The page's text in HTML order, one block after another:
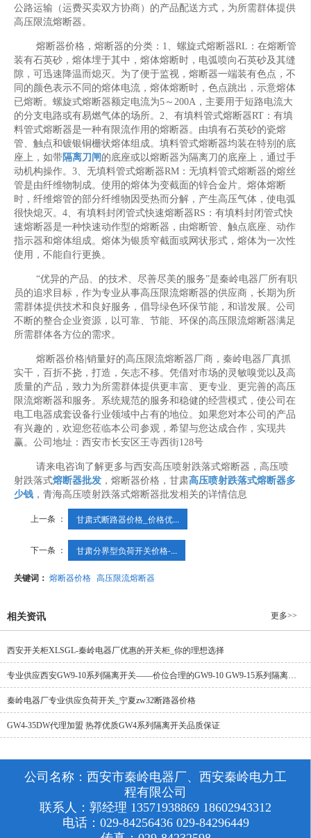
公路运输（运费买卖双方协商）的产品配送方式，为所需群体提供
高压限流熔断器。
熔断器价格，熔断器的分类：1、螺旋式熔断器RL：在熔断管
装有石英砂，熔体埋于其中，熔体熔断时，电弧喷向石英砂及其缝
隙，可迅速降温而熄灭。为了便于监视，熔断器一端装有色点，不
同的颜色表示不同的熔体电流，熔体熔断时，色点跳出，示意熔体
已熔断。螺旋式熔断器额定电流为5～200A，主要用于短路电流大
的分支电路或有易燃气体的场所。2、有填料管式熔断器RT：有填
料管式熔断器是一种有限流作用的熔断器。由填有石英砂的瓷熔
管、触点和镀银铜栅状熔体组成。填料管式熔断器均装在特别的底
座上，如带 隔离刀闸 的底座或以熔断器为隔离刀的底座上，通过手
动机构操作。3、无填料管式熔断器RM：无填料管式熔断器的熔丝
管是由纤维物制成。使用的熔体为变截面的锌合金片。熔体熔断
时，纤维熔管的部分纤维物因受热而分解，产生高压气体，使电弧
很快熄灭。4、有填料封闭管式快速熔断器RS：有填料封闭管式快
速熔断器是一种快速动作型的熔断器，由熔断管、触点底座、动作
指示器和熔体组成。熔体为银质窄截面或网状形式，熔体为一次性
使用，不能自行更换。
“优异的产品、的技术、尽善尽美的服务”是秦岭电器厂所有职
员的追求目标，作为专业从事高压限流熔断器的供应商，长期为所
需群体提供技术和良好服务，倡导绿色环保节能，和谐发展。公司
不断的整合企业资源，以可靠、节能、环保的高压限流熔断器满足
所需群体各方位的需求。
熔断器价格|销量好的高压限流熔断器厂商，秦岭电器厂真抓
实干，百折不挠，打造，矢志不移。凭借对市场的灵敏嗅觉以及高
质量的产品，致力为所需群体提供更丰富、更专业、更完善的高压
限流熔断器和服务。系统规范的服务和稳健的经营模式，使公司在
电工电器成套设备行业领域中占有的地位。如果您对本公司的产品
有兴趣的，欢迎您莅临本公司参观，希望与您达成合作，实现共
赢。公司地址：西安市长安区王寺西街128号
请来电咨询了解更多与西安高压喷射跌落式熔断器，高压喷
射跌落式熔断器批发，熔断器价格，甘肃高压喷射跌落式熔断器多
少钱，青海高压喷射跌落式熔断器批发相关的详情信息
上一条 ： 甘肃式断路器价格_价格优...
下一条 ： 甘肃分界型负荷开关价格-...
关键词： 熔断器价格 高压限流熔断器
相关资讯 更多>>
西安开关柜XLSGL-秦岭电器厂优惠的开关柜_你的理想选择
专业供应西安GW9-10系列隔离开关——价位合理的GW9-10 GW9-15系列隔离开关
秦岭电器厂专业供应负荷开关_宁夏zw32断路器价格
GW4-35DW代理加盟 热荐优质GW4系列隔离开关品质保证
公司名称：西安市秦岭电器厂、西安秦岭电力工
程有限公司
联系人：郭经理 13571938869 18602943312
电话：029-84256436 029-84296449